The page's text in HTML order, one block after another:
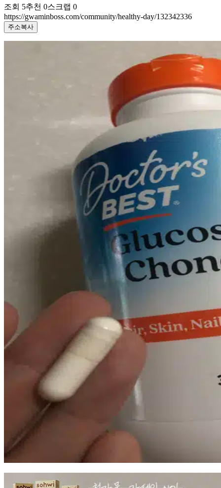
조회 5추천 0스크랩 0
https://gwaminboss.com/community/healthy-day/132342336
주소복사